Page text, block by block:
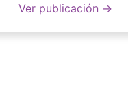
Ver publicación →